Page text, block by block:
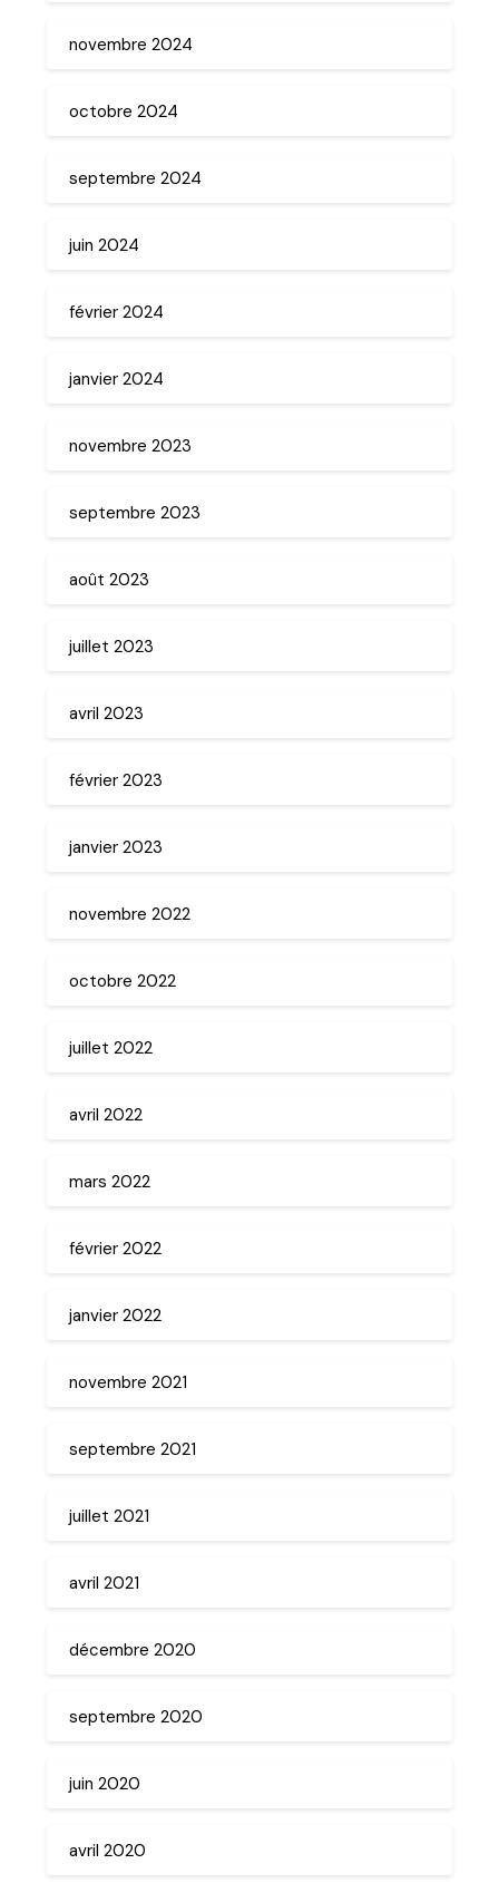
novembre 2024
octobre 2024
septembre 2024
juin 2024
février 2024
janvier 2024
novembre 2023
septembre 2023
août 2023
juillet 2023
avril 2023
février 2023
janvier 2023
novembre 2022
octobre 2022
juillet 2022
avril 2022
mars 2022
février 2022
janvier 2022
novembre 2021
septembre 2021
juillet 2021
avril 2021
décembre 2020
septembre 2020
juin 2020
avril 2020